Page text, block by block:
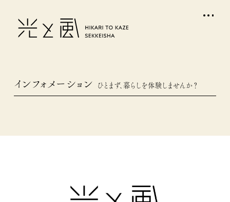
インフォメーション ひとまず、暮らしを体験しませんか？